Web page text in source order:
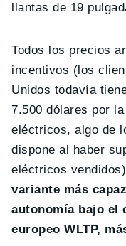
llantas de 19
Todos los precios
incentivos (los
Unidos todavía
7.500 dólares por
eléctricos, algo de
dispone al haber
eléctricos
variante más
autonomía bajo el
europeo WLTP,